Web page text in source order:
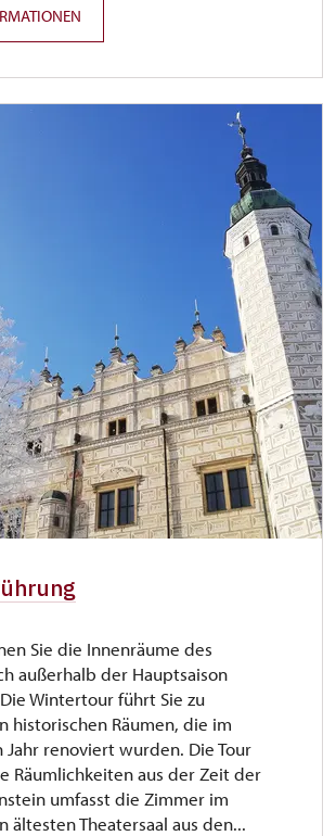
Sie die Innenräume des
außerhalb der Hauptsaison
Wintertour führt Sie zu
historischen Räumen, die im
renoviert wurden. Die Tour
Räumlichkeiten aus der Zeit der
umfasst die Zimmer im
ältesten Theatersaal aus den...